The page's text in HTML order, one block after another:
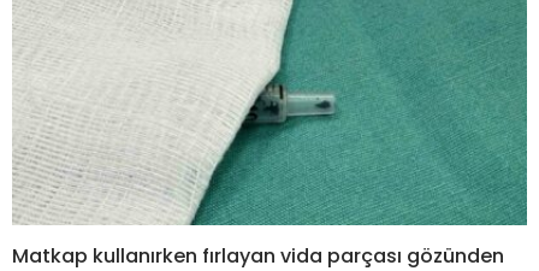
Matkap kullanırken fırlayan vida parçası gözünden